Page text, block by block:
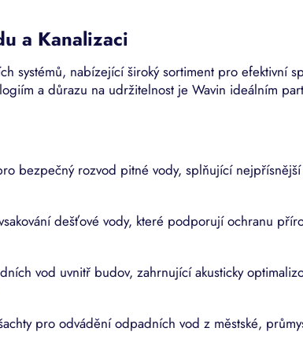
a Kanalizaci
systémů, nabízející široký sortiment pro efektivní
a důrazu na udržitelnost je Wavin ideálním
bezpečný rozvod pitné vody, splňující nejpřísnější
dešťové vody, které podporují ochranu
vod uvnitř budov, zahrnující akusticky
pro odvádění odpadních vod z městské,